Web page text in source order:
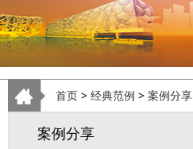
首页 > 经典范例 > 案例分享
案例分享